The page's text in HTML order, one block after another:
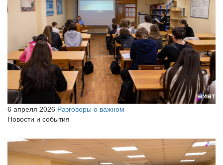
6 апреля 2026 Разговоры о важном
Новости и события